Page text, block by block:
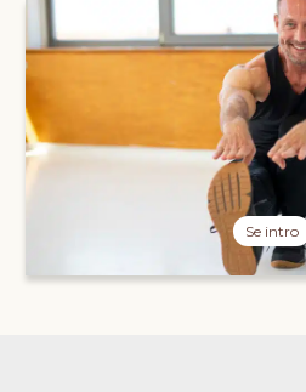
Se intro